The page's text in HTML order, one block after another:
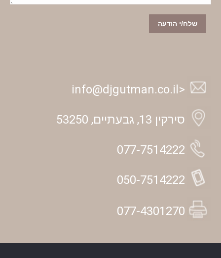
שלח/י הודעה
<info@djgutman.co.il
סירקין 13, גבעתיים, 53250
077-7514222
050-7514222
077-4301270